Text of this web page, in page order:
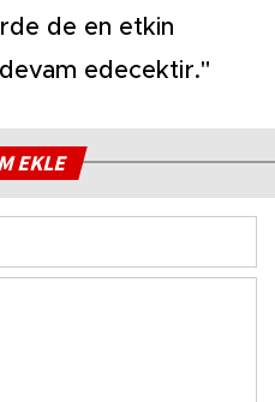
de en etkin
edecektir."
EKLE